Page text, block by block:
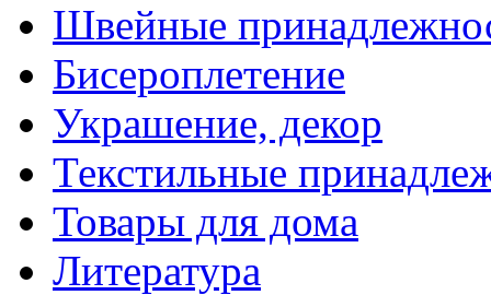
Швейные
Бисероплетение
Украшение, декор
Текстильные
Товары для дома
Литература